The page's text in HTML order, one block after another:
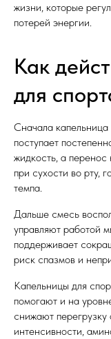
жизни, которые
потерей энергии.
Как
для
Сначала
поступает
жидкость, а
при сухости во рту,
темпа.
Дальше смесь
управляют работой
поддерживает
риск спазмов и
Капельницы для
помогают и на
снижают
интенсивности,